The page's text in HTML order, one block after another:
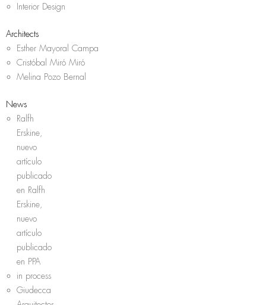
Interior Design
Architects
Esther Mayoral Campa
Cristóbal Miró Miró
Melina Pozo Bernal
News
Ralfh
Erskine,
nuevo
artículo
publicado
en Ralfh
Erskine,
nuevo
artículo
publicado
en PPA
in process
Giudecca